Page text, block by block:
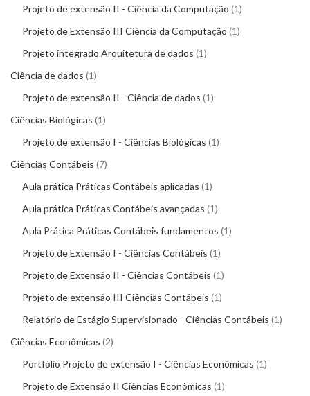
Projeto de extensão II - Ciência da Computação 1
Projeto de Extensão III Ciência da Computação 1
Projeto integrado Arquitetura de dados 1
Ciência de dados 1
Projeto de extensão II - Ciência de dados 1
Ciências Biológicas 1
Projeto de extensão I - Ciências Biológicas 1
Ciências Contábeis 7
Aula prática Práticas Contábeis aplicadas 1
Aula prática Práticas Contábeis avançadas 1
Aula Prática Práticas Contábeis fundamentos 1
Projeto de Extensão I - Ciências Contábeis 1
Projeto de Extensão II - Ciências Contábeis 1
Projeto de extensão III Ciências Contábeis 1
Relatório de Estágio Supervisionado - Ciências Contábeis 1
Ciências Econômicas 2
Portfólio Projeto de extensão I - Ciências Econômicas 1
Projeto de Extensão II Ciências Econômicas 1